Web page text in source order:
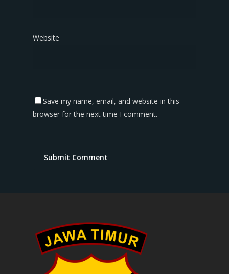
Website
Save my name, email, and website in this
browser for the next time I comment.